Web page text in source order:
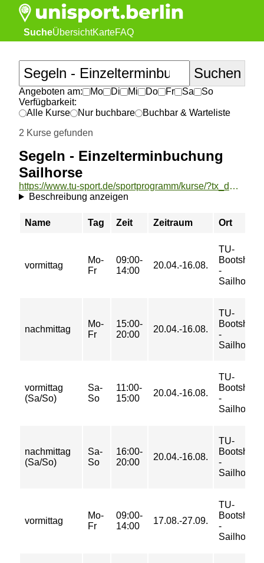
SucheÜbersichtKarteFAQ
Angeboten am: Mo Di Mi Do Fr Sa
So
Verfügbarkeit:
Alle Kurse
Nur buchbare
Buchbar & Warteliste
2 Kurse gefunden
Segeln - Einzelterminbuchung
Sailhorse
https://www.tu-sport.de/sportprogramm/kurse/?tx_dwzeh_courses%5Baction%5D=show&tx_dwzeh_courses%5BsportsDescription%5D=1289&cHash=0b86dfee13d06c7c4348976cf398fe4d
Beschreibung anzeigen
Name Tag Zeit Zeitraum Ort
vormittag
Mo-
Fr
09:00-
14:00
20.04.-16.08.
TU-
Bootshaus
-
Sailhorse
nachmittag
Mo-
Fr
15:00-
20:00
20.04.-16.08.
TU-
Bootshaus
-
Sailhorse
vormittag
(Sa/So)
Sa-
So
11:00-
15:00
20.04.-16.08.
TU-
Bootshaus
-
Sailhorse
nachmittag
(Sa/So)
Sa-
So
16:00-
20:00
20.04.-16.08.
TU-
Bootshaus
-
Sailhorse
vormittag
Mo-
Fr
09:00-
14:00
17.08.-27.09.
TU-
Bootshaus
-
Sailhorse